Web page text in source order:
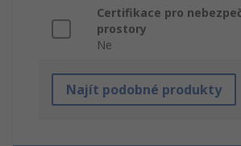
Certifikace pro
prostory
Ne
Najít podobné produkty